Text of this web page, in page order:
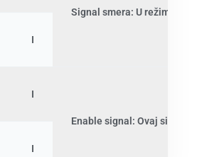
Signal smera: U režimu sa
I
I
Enable signal: Ovaj signal
I